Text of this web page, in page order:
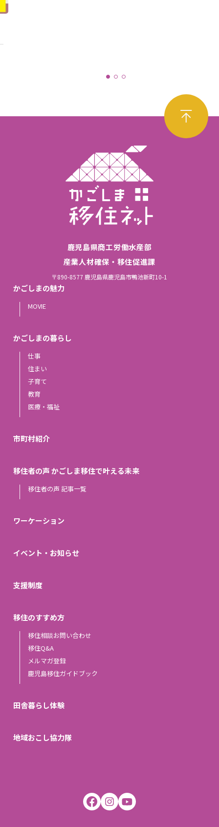
鹿児島県商工労働水産部
産業人材確保・移住促進課
〒890-8577 鹿児島県鹿児島市鴨池新町10-1
かごしまの魅力
MOVIE
かごしまの暮らし
仕事
住まい
子育て
教育
医療・福祉
市町村紹介
移住者の声 かごしま移住で叶える未来
移住者の声 記事一覧
ワーケーション
イベント・お知らせ
支援制度
移住のすすめ方
移住相談お問い合わせ
移住Q&A
メルマガ登録
鹿児島移住ガイドブック
田舎暮らし体験
地域おこし協力隊